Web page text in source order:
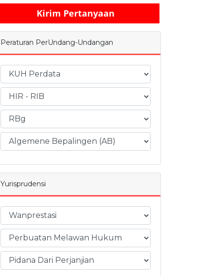
Kirim Pertanyaan
Peraturan PerUndang-Undangan
Yurisprudensi